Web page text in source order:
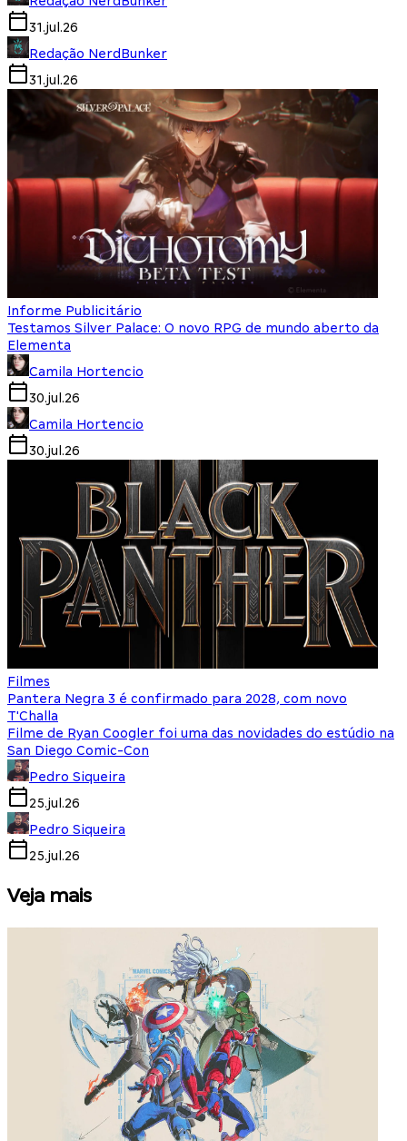
31.jul.26
Redação NerdBunker
31.jul.26
Informe Publicitário
Testamos Silver Palace: O novo RPG de mundo aberto da
Elementa
Camila Hortencio
30.jul.26
Camila Hortencio
30.jul.26
Filmes
Pantera Negra 3 é confirmado para 2028, com novo
T'Challa
Filme de Ryan Coogler foi uma das novidades do estúdio na
San Diego Comic-Con
Pedro Siqueira
25.jul.26
Pedro Siqueira
25.jul.26
Veja mais